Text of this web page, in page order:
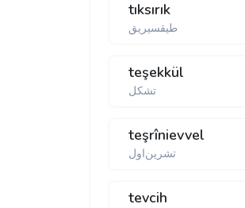
tıksırık
طيقسيريق
teşekkül
تشكل
teşrînievvel
تشرين‌اول
tevcih